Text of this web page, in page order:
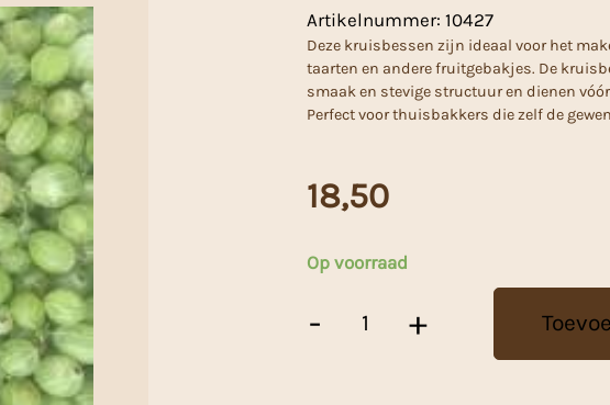
Artikelnummer: 10427
Deze kruisbessen zijn ideaal voor het
taarten en andere fruitgebakjes. De
smaak en stevige structuur en dienen
Perfect voor thuisbakkers die zelf de
18,50
Op voorraad
-
5ltr.
+